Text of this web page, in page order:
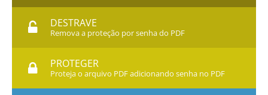
DESTRAVE
Remova a proteção por senha do PDF
PROTEGER
Proteja o arquivo PDF adicionando senha no PDF